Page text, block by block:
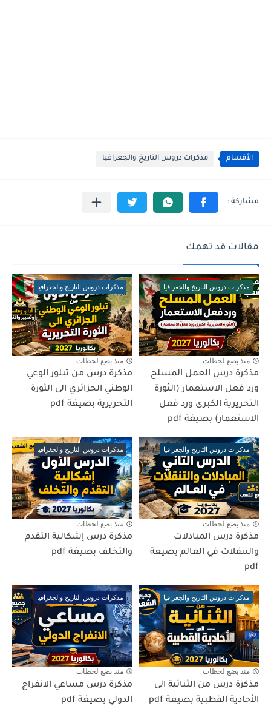
الأقسام مذكرات دروس التاريخ والجغرافيا
مقالات قد تهمك
مذكرات دروس التاريخ والجغرافيا
منذ بضع لحظات
مذكرة درس العمل المسلح
ورد فعل الاستعمار (الثورة
التحريرية الكبرى ورد فعل
الاستعمار) بصيغة pdf
مذكرات دروس التاريخ والجغرافيا
منذ بضع لحظات
مذكرة درس من تبلور الوعي
الوطني الجزائري الى الثورة
التحريرية بصيغة pdf
مذكرات دروس التاريخ والجغرافيا
منذ بضع لحظات
مذكرة درس المبادلات
والتنقلات في العالم بصيغة
pdf
مذكرات دروس التاريخ والجغرافيا
منذ بضع لحظات
مذكرة درس إشكالية التقدم
والتخلف بصيغة pdf
مذكرات دروس التاريخ والجغرافيا
منذ بضع لحظات
مذكرة درس من الثنائية الى
الأحادية القطبية بصيغة pdf
مذكرات دروس التاريخ والجغرافيا
منذ بضع لحظات
مذكرة درس مساعي الانفراج
الدولي بصيغة pdf